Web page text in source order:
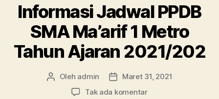
Informasi Jadwal PPDB
SMA Ma’arif 1 Metro
Tahun Ajaran 2021/202
Penulis
artikel
Oleh admin
Tanggal
artikel
Maret 31, 2021
Tak ada komentarpada